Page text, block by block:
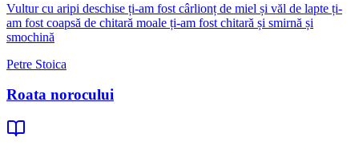
Vultur cu aripi deschise ți-am fost cârlionț de miel și văl de lapte ți-
am fost coapsă de chitară moale ți-am fost chitară și smirnă și
smochină
Petre Stoica
Roata norocului